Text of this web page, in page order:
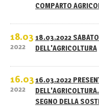
COMPARTO
18.03
2022
18.03.2022 SABATO
DELL'AGRICOLTURA
16.03
2022
16.03.2022
SEGNO DELLA